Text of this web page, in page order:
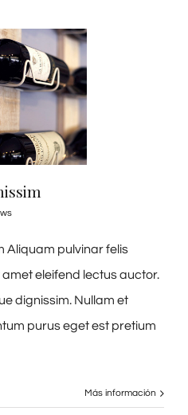
Aliquam pulvinar felis
eleifend lectus auctor.
dignissim. Nullam et
purus eget est pretium
Más información